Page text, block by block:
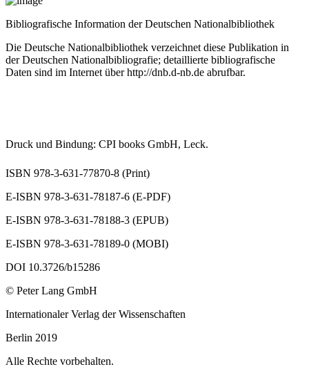
Bibliografische Information der Deutschen Nationalbibliothek
Die Deutsche Nationalbibliothek verzeichnet diese Publikation in
der Deutschen Nationalbibliografie; detaillierte bibliografische
Daten sind im Internet überhttp://dnb.d-nb.de abrufbar.
Druck und Bindung: CPI books GmbH, Leck.
ISBN 978-3-631-77870-8 (Print)
E-ISBN 978-3-631-78187-6 (E-PDF)
E-ISBN 978-3-631-78188-3 (EPUB)
E-ISBN 978-3-631-78189-0 (MOBI)
DOI 10.3726/b15286
© Peter Lang GmbH
Internationaler Verlag der Wissenschaften
Berlin 2019
Alle Rechte vorbehalten.